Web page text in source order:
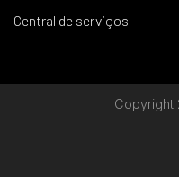
Central de serviços
Copyright